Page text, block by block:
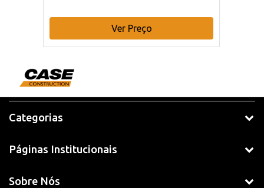
Ver Preço
Categorias
Páginas Institucionais
Sobre Nós